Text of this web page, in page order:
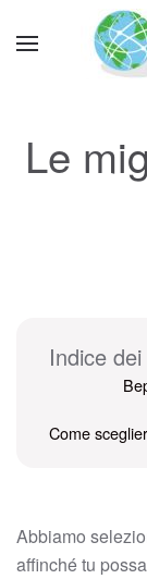
Le
Indice
Come
Abbiamo
affinché tu